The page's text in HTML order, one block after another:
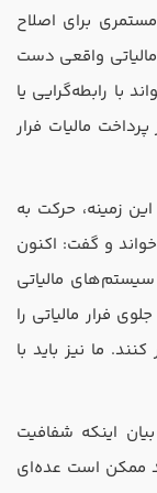
برای اصلاح
واقعی دست
با رابطه‌گرایی یا
مالیات فرار
زمینه، حرکت به
و گفت: اکنون
مالیاتی
فرار مالیاتی را
ما نیز باید با
اینکه شفافیت
ممکن است عده‌ای